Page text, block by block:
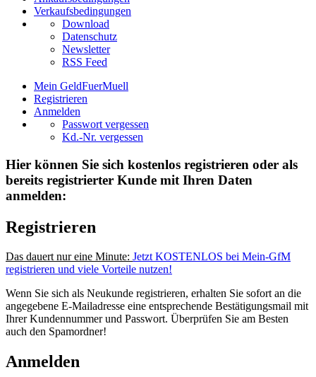
Verkaufsbedingungen
Download
Datenschutz
Newsletter
RSS Feed
Mein GeldFuerMuell
Registrieren
Anmelden
Passwort vergessen
Kd.-Nr. vergessen
Hier können Sie sich kostenlos registrieren oder als
bereits registrierter Kunde mit Ihren Daten
anmelden:
Registrieren
Das dauert nur eine Minute: Jetzt KOSTENLOS bei Mein-GfM
registrieren und viele Vorteile nutzen!
Wenn Sie sich als Neukunde registrieren, erhalten Sie sofort an die
angegebene E-Mailadresse eine entsprechende Bestätigungsmail mit
Ihrer Kundennummer und Passwort. Überprüfen Sie am Besten
auch den Spamordner!
Anmelden